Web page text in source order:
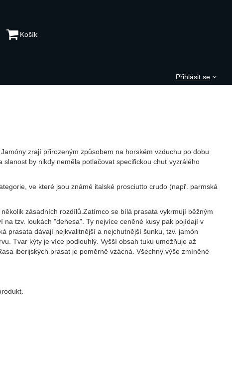
zrají přirozeným způsobem na horském vzduchu po dobu
by nikdy neměla potlačovat specifickou chuť vyzrálého
ve které jsou známé italské prosciutto crudo (např. parmská
zásadních rozdílů.Zatímco se bílá prasata vykrmují běžným
tzv. loukách "dehesa". Ty nejvíce ceněné kusy pak pojídají v
prasata dávají nejkvalitnější a nejchutnější šunku, tzv. jamón
Tvar kýty je více podlouhlý. Vyšší obsah tuku umožňuje až
iberijských prasat je poměrně vzácná. Všechny výše zmíněné
Přihlásit se
Košík